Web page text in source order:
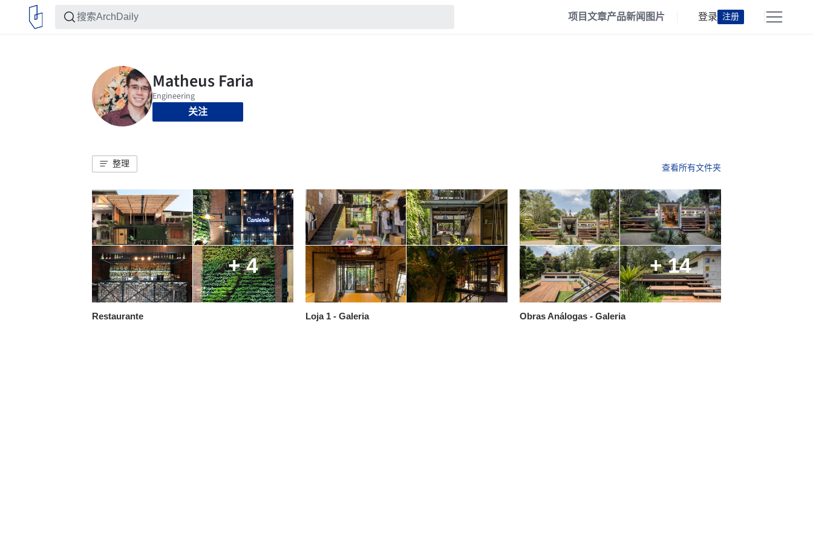
项目文章产品新闻 图片 登录 注册
关注
整理 查看所有文件夹
+ 4
Restaurante Loja 1 - Galeria
+ 14
Obras Análogas - Galeria